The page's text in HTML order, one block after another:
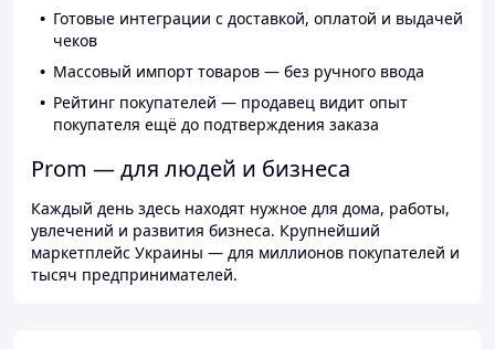
Готовые интеграции с доставкой, оплатой и выдачей
чеков
Массовый импорт товаров — без ручного ввода
Рейтинг покупателей — продавец видит опыт
покупателя ещё до подтверждения заказа
Prom — для людей и бизнеса
Каждый день здесь находят нужное для дома, работы,
увлечений и развития бизнеса. Крупнейший
маркетплейс Украины — для миллионов покупателей и
тысяч предпринимателей.